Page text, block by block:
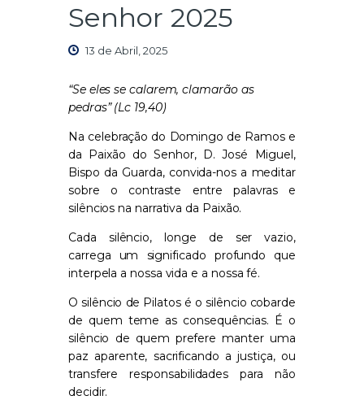
Senhor 2025
13 de Abril, 2025
“Se eles se calarem, clamarão as
pedras” (Lc 19,40)
Na celebração do Domingo de Ramos e
da Paixão do Senhor, D. José Miguel,
Bispo da Guarda, convida-nos a meditar
sobre o contraste entre palavras e
silêncios na narrativa da Paixão.
Cada silêncio, longe de ser vazio,
carrega um significado profundo que
interpela a nossa vida e a nossa fé.
O silêncio de Pilatosé o silêncio cobarde
de quem teme as consequências. É o
silêncio de quem prefere manter uma
paz aparente, sacrificando a justiça, ou
transfere responsabilidades para não
decidir.